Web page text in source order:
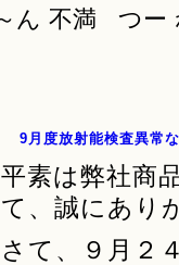
9月度放射能検査異常
平素は弊社商
て、誠にあり
さて、９月２